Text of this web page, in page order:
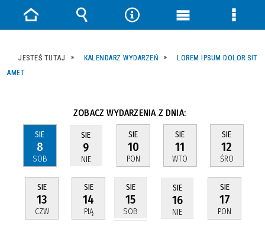
JESTEŚ TUTAJ KALENDARZ WYDARZEŃ
LOREM IPSUM DOLOR SIT
AMET
ZOBACZ WYDARZENIA Z DNIA:
SIE
8
SOB
SIE
9
NIE
SIE
10
PON
SIE
11
WTO
SIE
12
ŚRO
SIE
13
CZW
SIE
14
PIĄ
SIE
15
SOB
SIE
16
NIE
SIE
17
PON
Strona
główna
Wyszukiwarka
NarzędziaMenu
Menu